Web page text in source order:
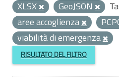
XLSX
GeoJSON
aree accoglienza
viabilità di emergenza
RISULTATO DEL FILTRO